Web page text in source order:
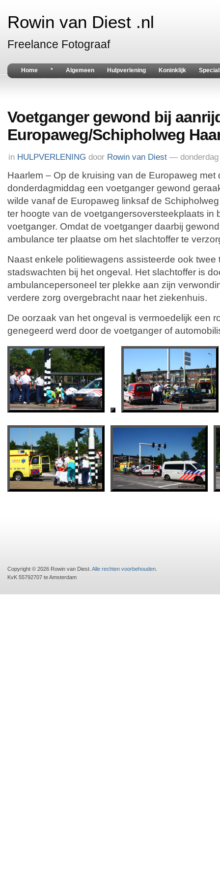
Rowin van Diest .nl
Freelance Fotograaf
Home * Algemeen Hulpverlening Koninklijk
Voetganger gewond bij
Europaweg/Schipholweg
in HULPVERLENING door Rowin van Diest — donderdag
Haarlem – Op de kruising van de Europaweg met
donderdagmiddag een voetganger gewond
wilde vanaf de Europaweg linksaf de
ter hoogte van de voetgangersoversteekplaats in
voetganger. Omdat de voetganger daarbij
ambulance ter plaatse om het slachtoffer te
Naast enkele politiewagens assisteerde ook
stadswachten bij het ongeval. Het slachtoffer is
ambulancepersoneel ter plekke aan zijn
verdere zorg overgebracht naar het ziekenhuis.
De oorzaak van het ongeval is vermoedelijk een
genegeerd werd door de voetganger of
Copyright © 2026 Rowin van Diest. Alle rechten voorbehouden
KvK 55792707 te Amsterdam